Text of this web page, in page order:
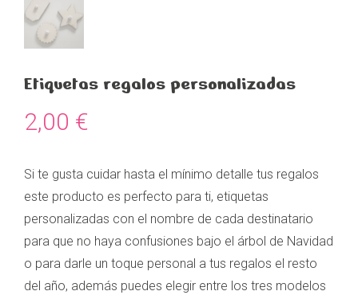
Etiquetas regalos personalizadas
2,00 €
Si te gusta cuidar hasta el mínimo detalle tus regalos
este producto es perfecto para ti, etiquetas
personalizadas con el nombre de cada destinatario
para que no haya confusiones bajo el árbol de Navidad
o para darle un toque personal a tus regalos el resto
del año, además puedes elegir entre los tres modelos